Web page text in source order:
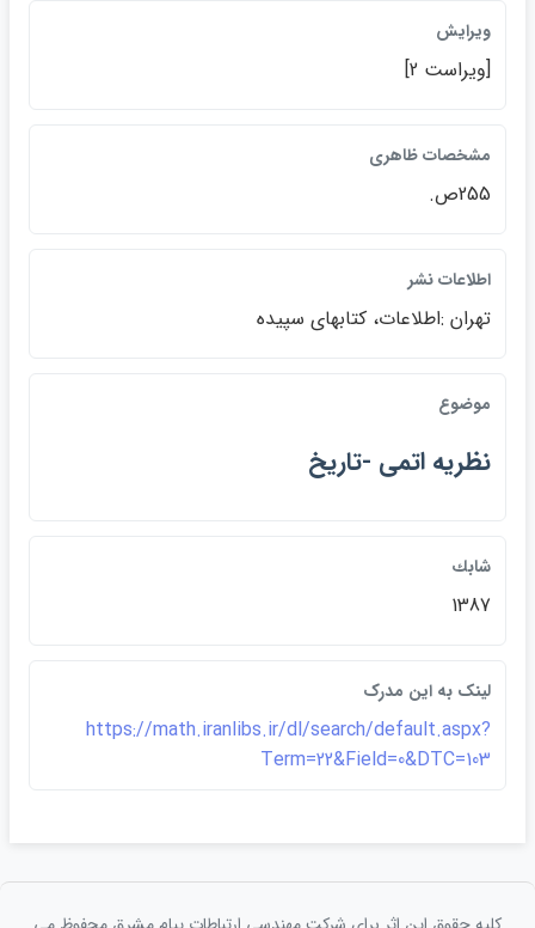
ويرايش
[ويراست 2]
مشخصات ظاهري
255ص.
اطلاعات نشر
تهران :اطلاعات، كتابهاي سپيده
موضوع
نظريه اتمي -تاريخ
شابك
1387
لينک به اين مدرک
https://math.iranlibs.ir/dl/search/default.aspx?
Term=22&Field=0&DTC=103